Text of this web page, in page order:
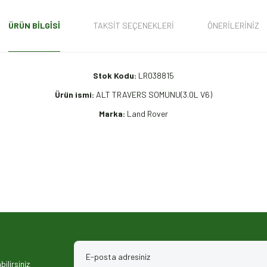
ÜRÜN BILGISI TAKSIT SEÇENEKLERI ÖNERILERINIZ
Stok Kodu: LR038815
Ürün ismi: ALT TRAVERS SOMUNU(3.0L V6)
Marka: Land Rover